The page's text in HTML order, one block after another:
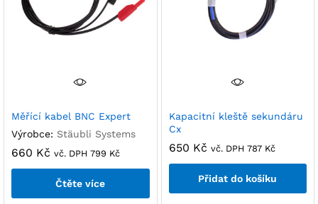
Měřící kabel BNC Expert
Výrobce: Stäubli Systems
660 Kč vč. DPH 799 Kč
Čtěte více
Kapacitní kleště sekundáru
Cx
650 Kč vč. DPH 787 Kč
Přidat do košíku